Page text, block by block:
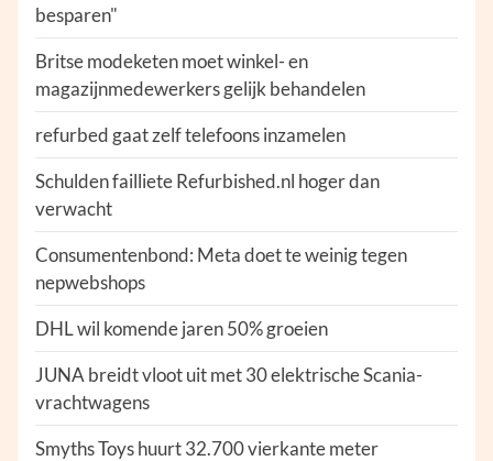
besparen"
Britse modeketen moet winkel- en
magazijnmedewerkers gelijk behandelen
refurbed gaat zelf telefoons inzamelen
Schulden failliete Refurbished.nl hoger dan
verwacht
Consumentenbond: Meta doet te weinig tegen
nepwebshops
DHL wil komende jaren 50% groeien
JUNA breidt vloot uit met 30 elektrische Scania-
vrachtwagens
Smyths Toys huurt 32.700 vierkante meter